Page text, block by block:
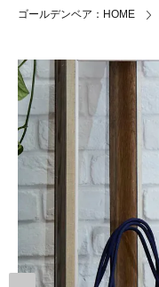
ゴールデンベア：HOME